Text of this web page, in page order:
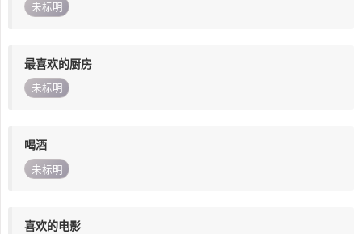
未标明
最喜欢的厨房
未标明
喝酒
未标明
喜欢的电影